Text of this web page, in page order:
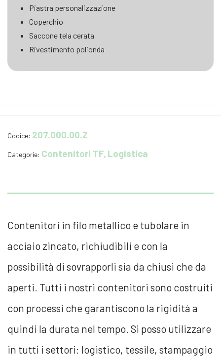
Piastra personalizzazione
Coperchio
Saccone tela cerata
Rivestimento polionda
Codice: 207.000.00.Z
Categorie: Contenitori TF, Logistica
Contenitori in filo metallico e tubolare in
acciaio zincato, richiudibili e con la
possibilità di sovrapporli sia da chiusi che da
aperti. Tutti i nostri contenitori sono costruiti
con processi che garantiscono la rigidità a
quindi la durata nel tempo. Si posso utilizzare
in tutti i settori: logistico, tessile, stampaggio